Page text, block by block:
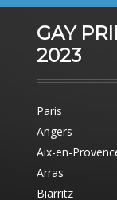
GAY
2023
Paris
Angers
Aix-en-
Arras
Biarritz